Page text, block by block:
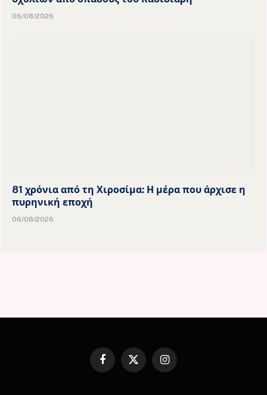
06/08/2026
81 χρόνια από τη Χιροσίμα: Η μέρα που άρχισε η
πυρηνική εποχή
06/08/2026
Facebook
X
Instagram